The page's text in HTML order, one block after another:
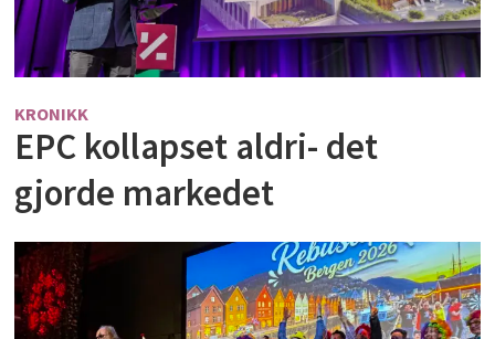
KRONIKK
EPC kollapset aldri- det
gjorde markedet